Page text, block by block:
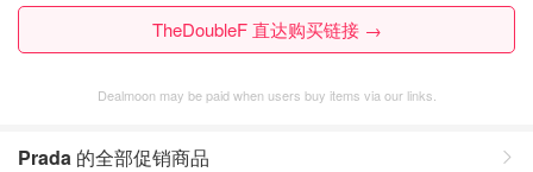
TheDoubleF 直达购买链接 →
Dealmoon may be paid when users buy items via our links.
Prada 的全部促销商品